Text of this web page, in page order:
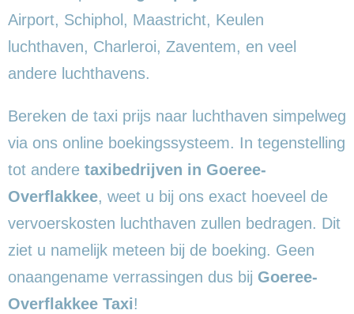
Airport, Schiphol, Maastricht, Keulen
luchthaven, Charleroi, Zaventem, en veel
andere luchthavens.
Bereken de taxi prijs naar luchthaven simpelweg
via ons online boekingssysteem. In tegenstelling
tot andere taxibedrijven in Goeree-
Overflakkee, weet u bij ons exact hoeveel de
vervoerskosten luchthaven zullen bedragen. Dit
ziet u namelijk meteen bij de boeking. Geen
onaangename verrassingen dus bij Goeree-
Overflakkee Taxi!